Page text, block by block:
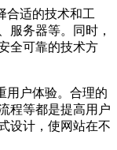
合适的技术和工
服务器等。同时，
全可靠的技术方
用户体验。合理的
程等都是提高用户
设计，使网站在不